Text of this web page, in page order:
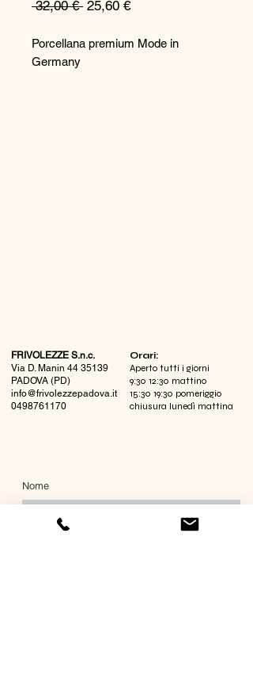
32,00 € Prezzo
25,60 €Prezzo
Porcellana premium Mode in
Germany
FRIVOLEZZE S.n.c.
Via D. Manin 44 35139
PADOVA (PD)
info@frivolezzepadova.it
0498761170
​Orari:
Aperto tutti i giorni
9:30 12:30 mattino
15:30 19:30 pomeriggio
chiusura lunedì mattina
Nome
Cognome